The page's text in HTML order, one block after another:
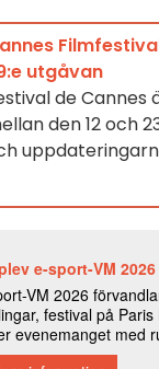
utgåvan
de Cannes
den 12 och